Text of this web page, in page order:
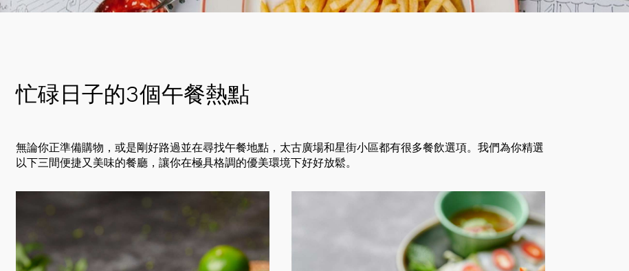
忙碌日子的3個午餐熱點
無論你正準備購物，或是剛好路過並在尋找午餐地點，太古廣場和星街小區都有很多餐飲選項。我們為你精選
以下三間便捷又美味的餐廳，讓你在極具格調的優美環境下好好放鬆。